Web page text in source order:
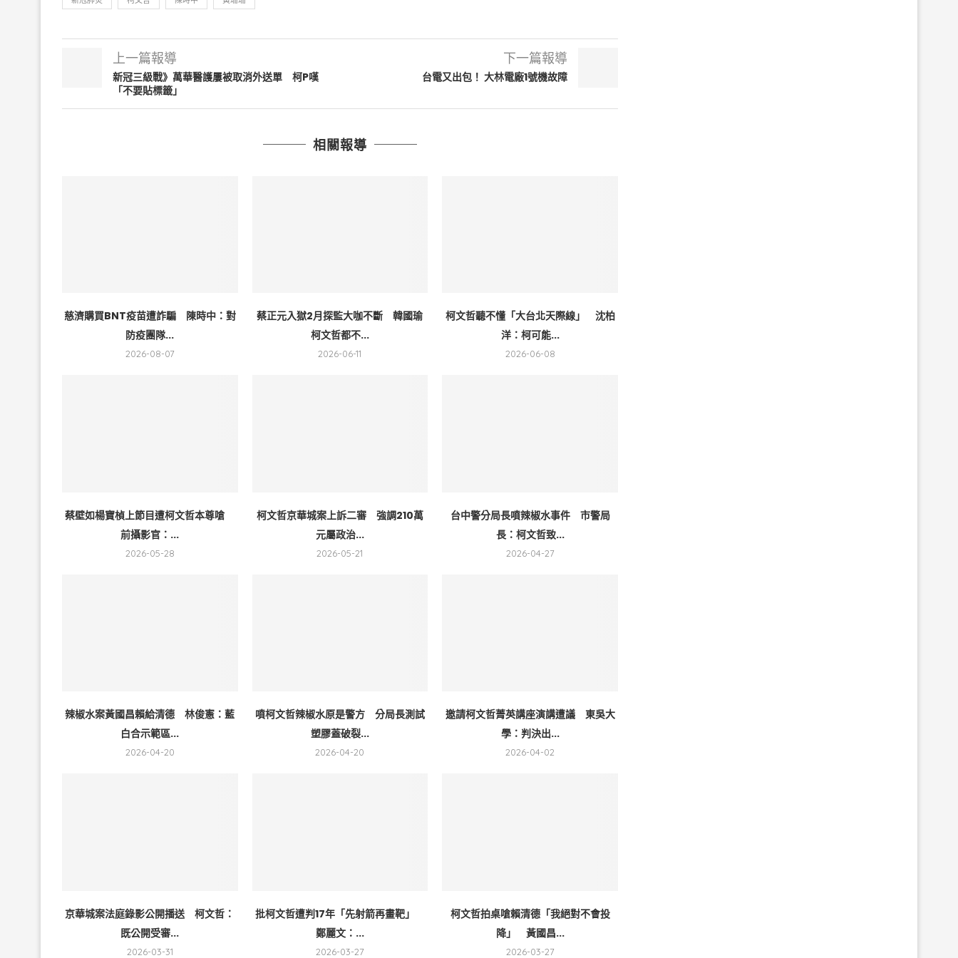
上一篇報導
新冠三級戰》萬華醫護屢被取消外送單 柯P嘆
「不要貼標籤」
下一篇報導
台電又出包！ 大林電廠1號機故障
相關報導
慈濟購買BNT疫苗遭詐騙 陳時中：對
防疫團隊...
2026-08-07
蔡正元入獄2月探監大咖不斷 韓國瑜
柯文哲都不...
2026-06-11
柯文哲聽不懂「大台北天際線」 沈柏
洋：柯可能...
2026-06-08
蔡壁如楊寶楨上節目遭柯文哲本尊嗆
前攝影官：...
2026-05-28
柯文哲京華城案上訴二審 強調210萬
元屬政治...
2026-05-21
台中警分局長噴辣椒水事件 市警局
長：柯文哲致...
2026-04-27
辣椒水案黃國昌賴給清德 林俊憲：藍
白合示範區...
2026-04-20
噴柯文哲辣椒水原是警方 分局長測試
塑膠蓋破裂...
2026-04-20
邀請柯文哲菁英講座演講遭議 東吳大
學：判決出...
2026-04-02
京華城案法庭錄影公開播送 柯文哲：
既公開受審...
2026-03-31
批柯文哲遭判17年「先射箭再畫靶」
鄭麗文：...
2026-03-27
柯文哲拍桌嗆賴清德「我絕對不會投
降」 黃國昌...
2026-03-27